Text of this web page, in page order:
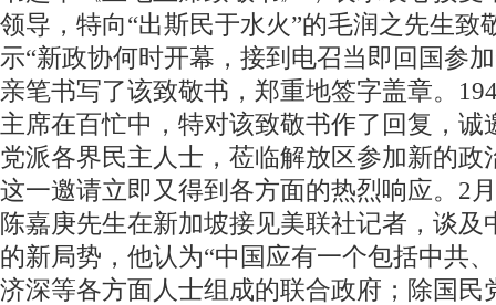
领导，特向“出斯民于水火”的毛润之先生致
示“新政协何时开幕，接到电召当即回国参
亲笔书写了该致敬书，郑重地签字盖章。
主席在百忙中，特对该致敬书作了回复，诚
党派各界民主人士，莅临解放区参加新的政
这一邀请立即又得到各方面的热烈响应。2
陈嘉庚先生在新加坡接见美联社记者，谈及
的新局势，他认为“中国应有一个包括中共
济深等各方面人士组成的联合政府；除国民